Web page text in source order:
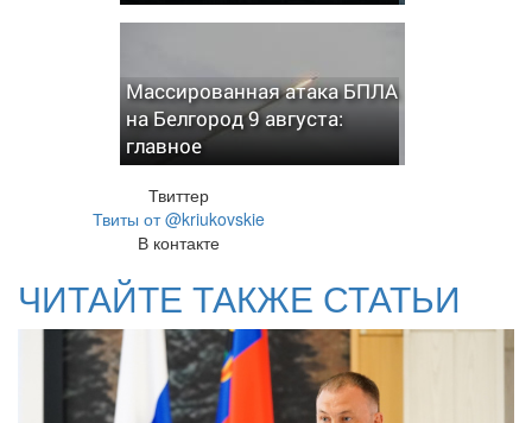
Массированная атака БПЛА
на Белгород 9 августа:
главное
Твиттер
Твиты от @kriukovskie
В контакте
ЧИТАЙТЕ ТАКЖЕ СТАТЬИ